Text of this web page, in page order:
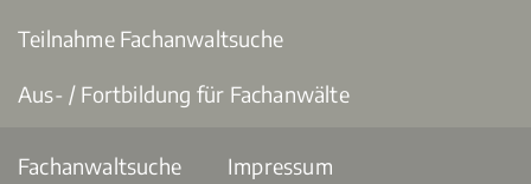
Teilnahme Fachanwaltsuche
Aus- / Fortbildung für Fachanwälte
Fachanwaltsuche Impressum